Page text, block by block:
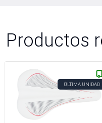
Productos
ÚLTIMA UNIDAD